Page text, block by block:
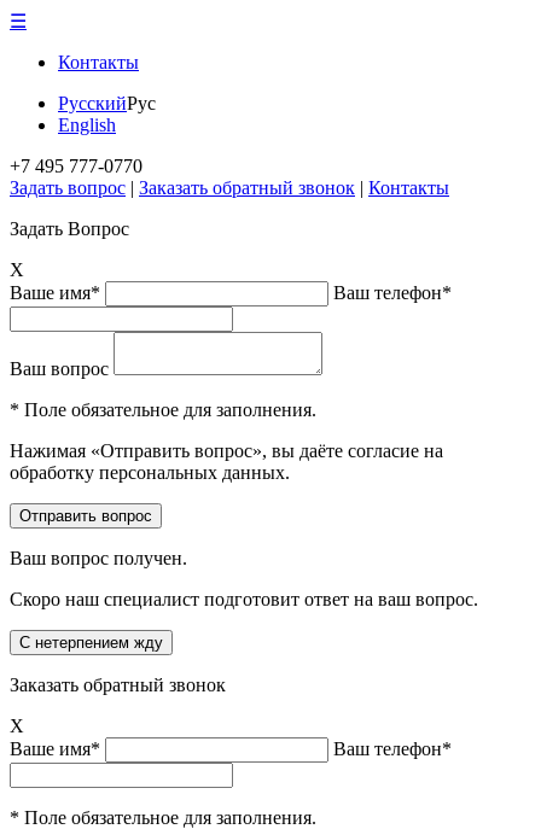
☰
Контакты
РусскийРус
English
+7 495 777-0770
Задать вопрос | Заказать обратный звонок | Контакты
Задать Вопрос
X
Ваше имя*
Ваш телефон*
Ваш вопрос
* Поле обязательное для заполнения.
Нажимая «Отправить вопрос», вы даёте согласие на
обработку персональных данных.
Ваш вопрос получен.
Скоро наш специалист подготовит ответ на ваш вопрос.
Заказать обратный звонок
X
Ваше имя*
Ваш телефон*
* Поле обязательное для заполнения.